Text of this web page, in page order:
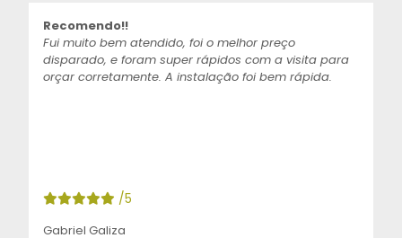
Recomendo!!
Fui muito bem atendido, foi o melhor preço
disparado, e foram super rápidos com a visita para
orçar corretamente. A instalação foi bem rápida.
/5
Gabriel Galiza